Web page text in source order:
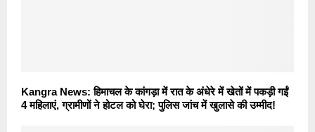
Kangra News: हिमाचल के कांगड़ा में रात के अंधेरे में खेतों में पकड़ी गईं
4 महिलाएं, ग्रामीणों ने होटल को घेरा; पुलिस जांच में खुलासे की उम्मीद!